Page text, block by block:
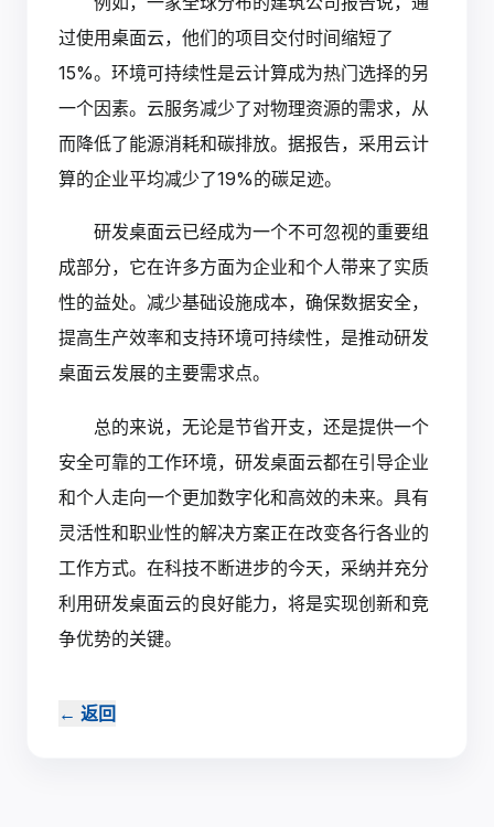
过使用桌面云，他们的项目交付时间缩短了
15%。环境可持续性是云计算成为热门选择的另
一个因素。云服务减少了对物理资源的需求，从
而降低了能源消耗和碳排放。据报告，采用云计
算的企业平均减少了19%的碳足迹。
研发桌面云已经成为一个不可忽视的重要组
成部分，它在许多方面为企业和个人带来了实质
性的益处。减少基础设施成本，确保数据安全，
提高生产效率和支持环境可持续性，是推动研发
桌面云发展的主要需求点。
总的来说，无论是节省开支，还是提供一个
安全可靠的工作环境，研发桌面云都在引导企业
和个人走向一个更加数字化和高效的未来。具有
灵活性和职业性的解决方案正在改变各行各业的
工作方式。在科技不断进步的今天，采纳并充分
利用研发桌面云的良好能力，将是实现创新和竞
争优势的关键。‍
← 返回